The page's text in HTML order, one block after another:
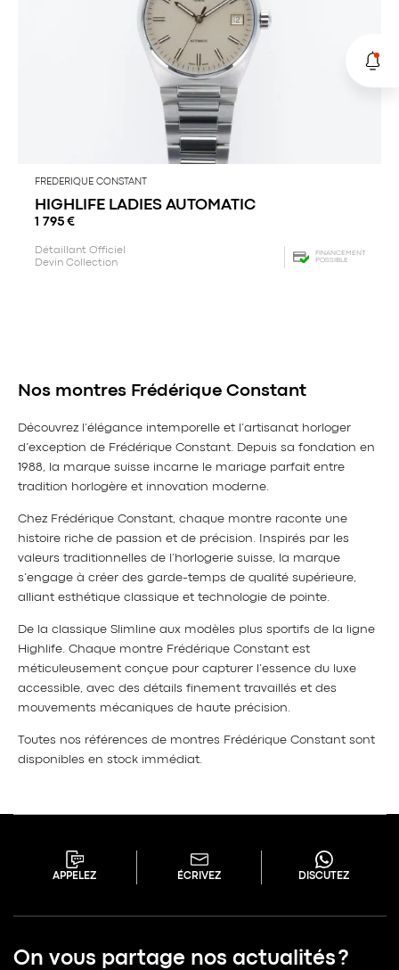
FREDERIQUE CONSTANT
HIGHLIFE LADIES AUTOMATIC
1 795 €
Détaillant Officiel
Devin Collection
FINANCEMENT
POSSIBLE
Nos montres Frédérique Constant
Découvrez l’élégance intemporelle et l’artisanat horloger
d’exception de Frédérique Constant. Depuis sa fondation en
1988, la marque suisse incarne le mariage parfait entre
tradition horlogère et innovation moderne.
Chez Frédérique Constant, chaque montre raconte une
histoire riche de passion et de précision. Inspirés par les
valeurs traditionnelles de l’horlogerie suisse, la marque
s’engage à créer des garde-temps de qualité supérieure,
alliant esthétique classique et technologie de pointe.
De la classique Slimline aux modèles plus sportifs de la ligne
Highlife. Chaque montre Frédérique Constant est
méticuleusement conçue pour capturer l’essence du luxe
accessible, avec des détails finement travaillés et des
mouvements mécaniques de haute précision.
Toutes nos références de montres Frédérique Constant sont
disponibles en stock immédiat.
APPELEZ ÉCRIVEZ DISCUTEZ
On vous partage nos actualités ?